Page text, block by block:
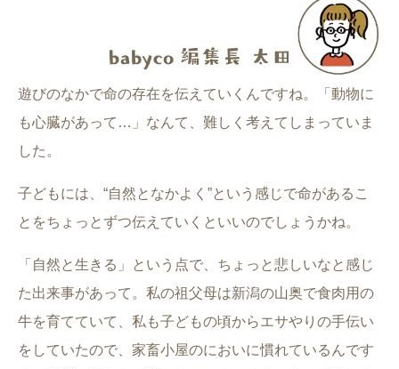
遊びのなかで命の存在を伝えていくんですね。「動物に
も心臓があって…」なんて、難しく考えてしまっていま
した。
子どもには、“自然となかよく”という感じで命があるこ
とをちょっとずつ伝えていくといいのでしょうかね。
「自然と生きる」という点で、ちょっと悲しいなと感じ
た出来事があって。私の祖父母は新潟の山奥で食肉用の
牛を育てていて、私も子どもの頃からエサやりの手伝い
をしていたので、家畜小屋のにおいに慣れているんです